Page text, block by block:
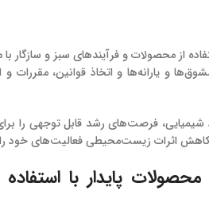
از محصولات و فرآیندهای سبز و
و یارانه‌ها و اتخاذ قوانین، مقررات و
فرصت‌های رشد قابل توجهی را برای
کاهش اثرات زیست‌محیطی فعالیت‌های
پایدار با